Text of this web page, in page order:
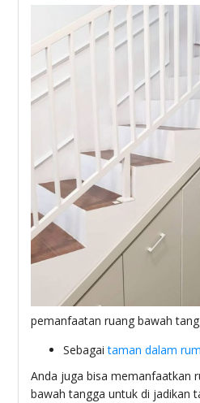
pemanfaatan ruang bawah
Sebagaitaman dalam
Anda juga bisa memanfaatkan
bawah tangga untuk di jadikan